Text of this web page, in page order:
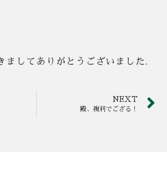
ましてありがとうございました.
NEXT
殿、複利でござる！